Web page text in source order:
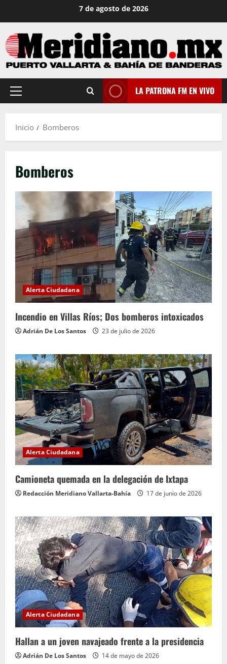
contenido
7 de agosto de 2026
Menú
LA PATRONA FM EN VIVO
Inicio Bomberos
Bomberos
Alerta Ciudadana
Incendio en Villas Ríos; Dos bomberos intoxicados
Adrián De Los Santos 23 de julio de 2026
Alerta Ciudadana
Camioneta quemada en la delegación de Ixtapa
Redacción Meridiano Vallarta-Bahía 17 de junio de 2026
Alerta Ciudadana
Hallan a un joven navajeado frente a la presidencia
Adrián De Los Santos 14 de mayo de 2026